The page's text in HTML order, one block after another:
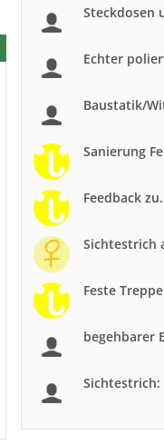
Steckdosen
Echter
Baustatik/
Sanierung
Feedback
Sichtestrich
Feste
begehbarer
Sichtestrich: